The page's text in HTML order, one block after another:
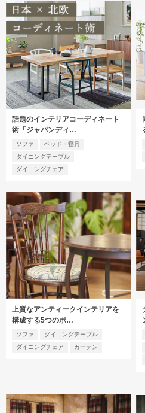
話題のインテリアコーディネート
術「ジャパンディ…
ソファ
ベッド・寝具
ダイニングテーブル
ダイニングチェア
上質なアンティークインテリアを
構成する5つのポ…
ソファ
ダイニングテーブル
ダイニングチェア
カーテン